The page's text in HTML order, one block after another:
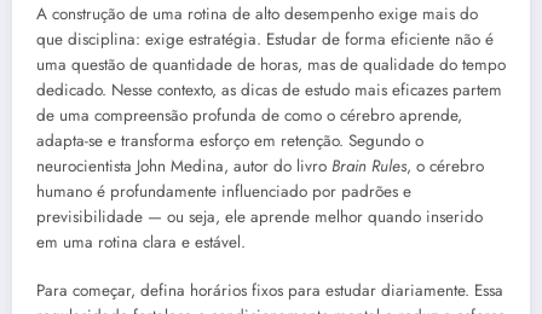
A construção de uma rotina de alto desempenho exige mais do
que disciplina: exige estratégia. Estudar de forma eficiente não é
uma questão de quantidade de horas, mas de qualidade do tempo
dedicado. Nesse contexto, as dicas de estudo mais eficazes partem
de uma compreensão profunda de como o cérebro aprende,
adapta-se e transforma esforço em retenção. Segundo o
neurocientista John Medina, autor do livro Brain Rules, o cérebro
humano é profundamente influenciado por padrões e
previsibilidade — ou seja, ele aprende melhor quando inserido
em uma rotina clara e estável.
Para começar, defina horários fixos para estudar diariamente. Essa